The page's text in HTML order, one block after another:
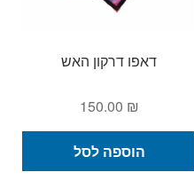
דאפו דרקון האש
150.00 ₪
הוספה לסל